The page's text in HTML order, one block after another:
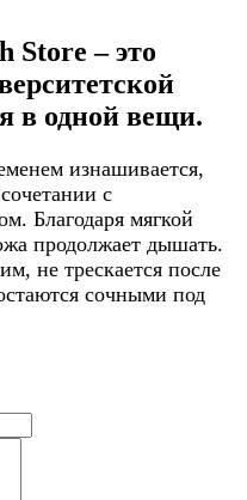
– это
в одной вещи.
изнашивается,
с
Благодаря мягкой
продолжает дышать.
не трескается после
сочными под